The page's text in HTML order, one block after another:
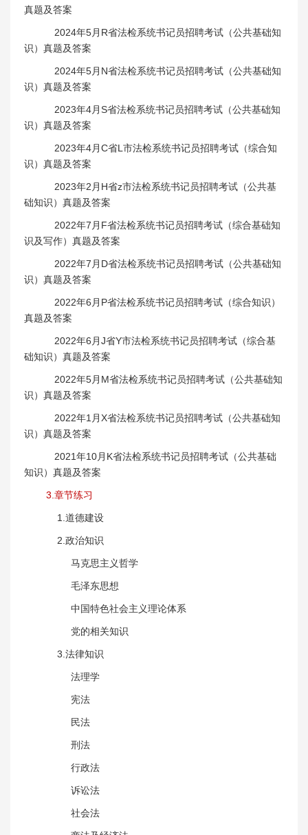
真题及答案
2024年5月R省法检系统书记员招聘考试（公共基础知
识）真题及答案
2024年5月N省法检系统书记员招聘考试（公共基础知
识）真题及答案
2023年4月S省法检系统书记员招聘考试（公共基础知
识）真题及答案
2023年4月C省L市法检系统书记员招聘考试（综合知
识）真题及答案
2023年2月H省z市法检系统书记员招聘考试（公共基
础知识）真题及答案
2022年7月F省法检系统书记员招聘考试（综合基础知
识及写作）真题及答案
2022年7月D省法检系统书记员招聘考试（公共基础知
识）真题及答案
2022年6月P省法检系统书记员招聘考试（综合知识）
真题及答案
2022年6月J省Y市法检系统书记员招聘考试（综合基
础知识）真题及答案
2022年5月M省法检系统书记员招聘考试（公共基础知
识）真题及答案
2022年1月X省法检系统书记员招聘考试（公共基础知
识）真题及答案
2021年10月K省法检系统书记员招聘考试（公共基础
知识）真题及答案
3.章节练习
1.道德建设
2.政治知识
马克思主义哲学
毛泽东思想
中国特色社会主义理论体系
党的相关知识
3.法律知识
法理学
宪法
民法
刑法
行政法
诉讼法
社会法